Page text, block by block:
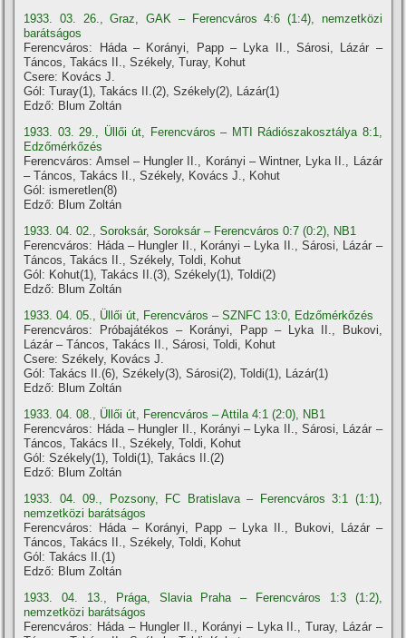
1933. 03. 26., Graz, GAK – Ferencváros 4:6 (1:4), nemzetközi
barátságos
Ferencváros: Háda – Korányi, Papp – Lyka II., Sárosi, Lázár –
Táncos, Takács II., Székely, Turay, Kohut
Csere: Kovács J.
Gól: Turay(1), Takács II.(2), Székely(2), Lázár(1)
Edző: Blum Zoltán
1933. 03. 29., Üllői út, Ferencváros – MTI Rádiószakosztálya 8:1,
Edzőmérkőzés
Ferencváros: Amsel – Hungler II., Korányi – Wintner, Lyka II., Lázár
– Táncos, Takács II., Székely, Kovács J., Kohut
Gól: ismeretlen(8)
Edző: Blum Zoltán
1933. 04. 02., Soroksár, Soroksár – Ferencváros 0:7 (0:2), NB1
Ferencváros: Háda – Hungler II., Korányi – Lyka II., Sárosi, Lázár –
Táncos, Takács II., Székely, Toldi, Kohut
Gól: Kohut(1), Takács II.(3), Székely(1), Toldi(2)
Edző: Blum Zoltán
1933. 04. 05., Üllői út, Ferencváros – SZNFC 13:0, Edzőmérkőzés
Ferencváros: Próbajátékos – Korányi, Papp – Lyka II., Bukovi,
Lázár – Táncos, Takács II., Sárosi, Toldi, Kohut
Csere: Székely, Kovács J.
Gól: Takács II.(6), Székely(3), Sárosi(2), Toldi(1), Lázár(1)
Edző: Blum Zoltán
1933. 04. 08., Üllői út, Ferencváros – Attila 4:1 (2:0), NB1
Ferencváros: Háda – Hungler II., Korányi – Lyka II., Sárosi, Lázár –
Táncos, Takács II., Székely, Toldi, Kohut
Gól: Székely(1), Toldi(1), Takács II.(2)
Edző: Blum Zoltán
1933. 04. 09., Pozsony, FC Bratislava – Ferencváros 3:1 (1:1),
nemzetközi barátságos
Ferencváros: Háda – Korányi, Papp – Lyka II., Bukovi, Lázár –
Táncos, Takács II., Székely, Toldi, Kohut
Gól: Takács II.(1)
Edző: Blum Zoltán
1933. 04. 13., Prága, Slavia Praha – Ferencváros 1:3 (1:2),
nemzetközi barátságos
Ferencváros: Háda – Hungler II., Korányi – Lyka II., Turay, Lázár –